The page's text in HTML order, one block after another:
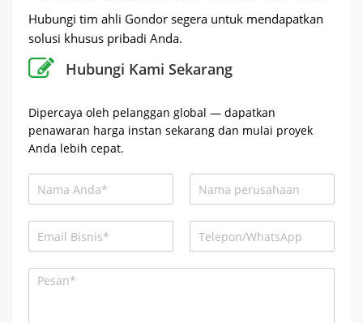
Hubungi tim ahli Gondor segera untuk mendapatkan
solusi khusus pribadi Anda.
Hubungi Kami Sekarang
Dipercaya oleh pelanggan global — dapatkan
penawaran harga instan sekarang dan mulai proyek
Anda lebih cepat.